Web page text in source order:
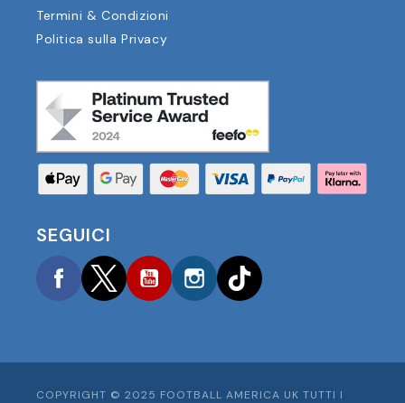
Termini & Condizioni
Politica sulla Privacy
SEGUICI
FacebookTwitterYouTubeInstagram
COPYRIGHT © 2025 FOOTBALL AMERICA UK TUTTI I